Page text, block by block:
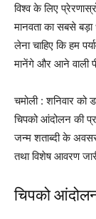
विश्व के लिए
मानवता का सबसे
लेना चाहिए कि हम
मानेंगे और आने वाली
चमोली : शनिवार को
चिपको आंदोलन की
जन्म शताब्दी के
तथा विशेष आवरण
चिपको आंदोलन